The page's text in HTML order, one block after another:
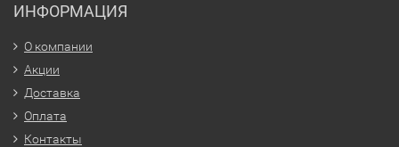
ИНФОРМАЦИЯ
О компании
Акции
Доставка
Оплата
Контакты